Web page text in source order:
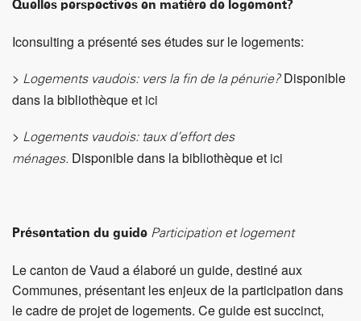
Présentation du guideParticipation et logement
Le canton de Vaud a élaboré un guide, destiné aux
Communes, présentant les enjeux de la participation dans
le cadre de projet de logements. Ce guide est succinct,
mais résume bien les enjeux liés à la participation.
>
Participation et logement
: Disponible dans la
bibliothèque etici
Répartis en plusieurs ateliers, les participants ont abordé
les thèmes suivants: